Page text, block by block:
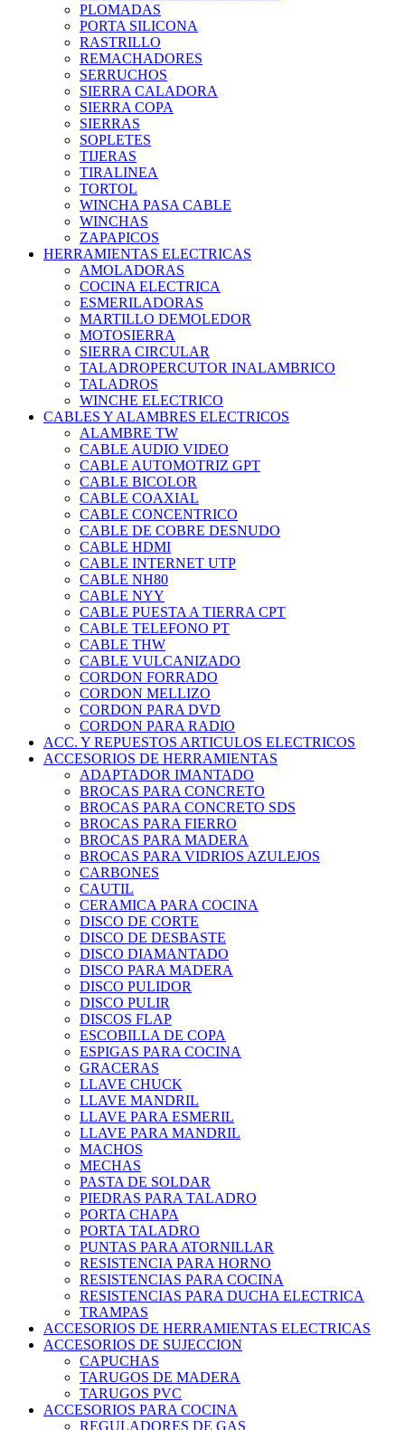
PLOMADAS
PORTA SILICONA
RASTRILLO
REMACHADORES
SERRUCHOS
SIERRA CALADORA
SIERRA COPA
SIERRAS
SOPLETES
TIJERAS
TIRALINEA
TORTOL
WINCHA PASA CABLE
WINCHAS
ZAPAPICOS
HERRAMIENTAS ELECTRICAS
AMOLADORAS
COCINA ELECTRICA
ESMERILADORAS
MARTILLO DEMOLEDOR
MOTOSIERRA
SIERRA CIRCULAR
TALADROPERCUTOR INALAMBRICO
TALADROS
WINCHE ELECTRICO
CABLES Y ALAMBRES ELECTRICOS
ALAMBRE TW
CABLE AUDIO VIDEO
CABLE AUTOMOTRIZ GPT
CABLE BICOLOR
CABLE COAXIAL
CABLE CONCENTRICO
CABLE DE COBRE DESNUDO
CABLE HDMI
CABLE INTERNET UTP
CABLE NH80
CABLE NYY
CABLE PUESTA A TIERRA CPT
CABLE TELEFONO PT
CABLE THW
CABLE VULCANIZADO
CORDON FORRADO
CORDON MELLIZO
CORDON PARA DVD
CORDON PARA RADIO
ACC. Y REPUESTOS ARTICULOS ELECTRICOS
ACCESORIOS DE HERRAMIENTAS
ADAPTADOR IMANTADO
BROCAS PARA CONCRETO
BROCAS PARA CONCRETO SDS
BROCAS PARA FIERRO
BROCAS PARA MADERA
BROCAS PARA VIDRIOS AZULEJOS
CARBONES
CAUTIL
CERAMICA PARA COCINA
DISCO DE CORTE
DISCO DE DESBASTE
DISCO DIAMANTADO
DISCO PARA MADERA
DISCO PULIDOR
DISCO PULIR
DISCOS FLAP
ESCOBILLA DE COPA
ESPIGAS PARA COCINA
GRACERAS
LLAVE CHUCK
LLAVE MANDRIL
LLAVE PARA ESMERIL
LLAVE PARA MANDRIL
MACHOS
MECHAS
PASTA DE SOLDAR
PIEDRAS PARA TALADRO
PORTA CHAPA
PORTA TALADRO
PUNTAS PARA ATORNILLAR
RESISTENCIA PARA HORNO
RESISTENCIAS PARA COCINA
RESISTENCIAS PARA DUCHA ELECTRICA
TRAMPAS
ACCESORIOS DE HERRAMIENTAS ELECTRICAS
ACCESORIOS DE SUJECCION
CAPUCHAS
TARUGOS DE MADERA
TARUGOS PVC
ACCESORIOS PARA COCINA
REGULADORES DE GAS